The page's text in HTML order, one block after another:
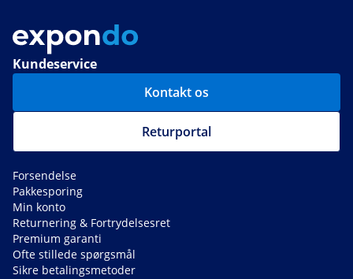
Kundeservice
Kontakt os
Returportal
Forsendelse
Pakkesporing
Min konto
Returnering & Fortrydelsesret
Premium garanti
Ofte stillede spørgsmål
Sikre betalingsmetoder